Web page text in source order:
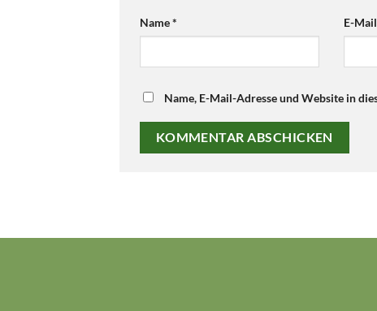
Name* E-
Name, E-Mail-Adresse und Website in